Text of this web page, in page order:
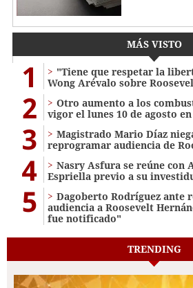
MÁS VISTO
1
"Tiene que respetar la
Wong Arévalo sobre
2
Otro aumento a los
vigor el lunes 10 de agosto
3
Magistrado Mario Díaz
reprogramar audiencia de
4
Nasry Asfura se reúne con
Espriella previo a su
5
Dagoberto Rodríguez ante
audiencia a Roosevelt
fue notificado"
TRENDING